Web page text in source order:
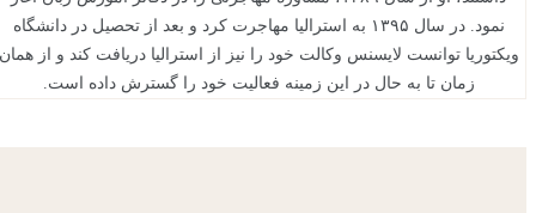
نمود. در سال ۱۳۹۵ به استرالیا مهاجرت کرد و بعد از تحصیل در دانشگاه
ویکتوریا توانست لایسنس وکالت خود را نیز از استرالیا دریافت کند و از همان
زمان تا به حال در این زمینه فعالیت خود را گسترش داده است.